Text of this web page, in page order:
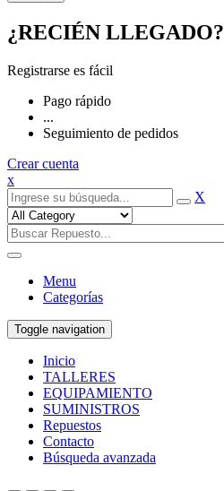
¿RECIÉN LLEGADO?
Registrarse es fácil
Pago rápido
...
Seguimiento de pedidos
Crear cuenta
x
X
Menu
Categorías
Toggle navigation
Inicio
TALLERES
EQUIPAMIENTO
SUMINISTROS
Repuestos
Contacto
Búsqueda avanzada